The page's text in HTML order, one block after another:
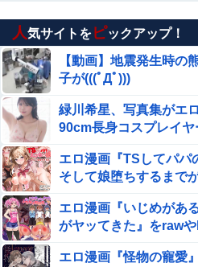
人気サイトをピックアップ！
【動画】地震発生時の
子が(((ﾟДﾟ)))
緑川希星、写真集がエ
90cm長身コスプレイ
エロ漫画『TSしてパパ
そして娘堕ちするまで
エロ漫画『いじめがあ
がヤッてきた』をraw
エロ漫画『怪物の寵愛